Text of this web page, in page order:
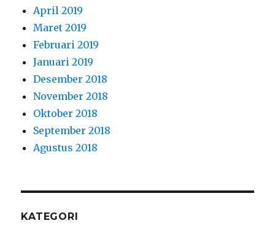
April 2019
Maret 2019
Februari 2019
Januari 2019
Desember 2018
November 2018
Oktober 2018
September 2018
Agustus 2018
KATEGORI